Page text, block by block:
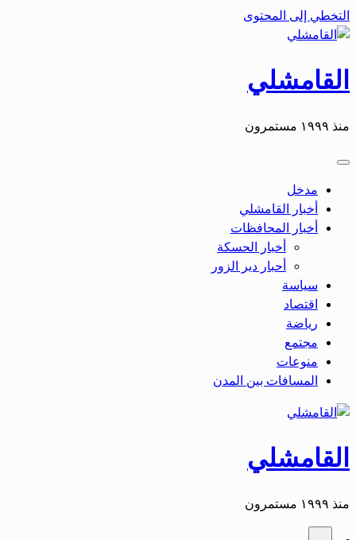
التخطي إلى المحتوى
القامشلي
منذ ١٩٩٩ مستمرون
مدخل
أخبار القامشلي
أخبار المحافظات
أخبار الحسكة
أحبار دير الزور
سياسة
اقتصاد
رياضة
مجتمع
منوعات
المسافات بين المدن
القامشلي
منذ ١٩٩٩ مستمرون